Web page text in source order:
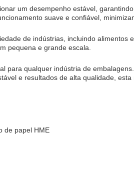
um desempenho estável,
suave e confiável,
de indústrias, incluindo
pequena e grande escala.
para qualquer indústria de
e resultados de alta qualidade,
de papel HME